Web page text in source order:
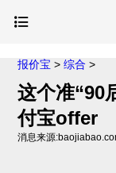
报价宝 >综合 >
这个准“90
付宝offer
消息来源